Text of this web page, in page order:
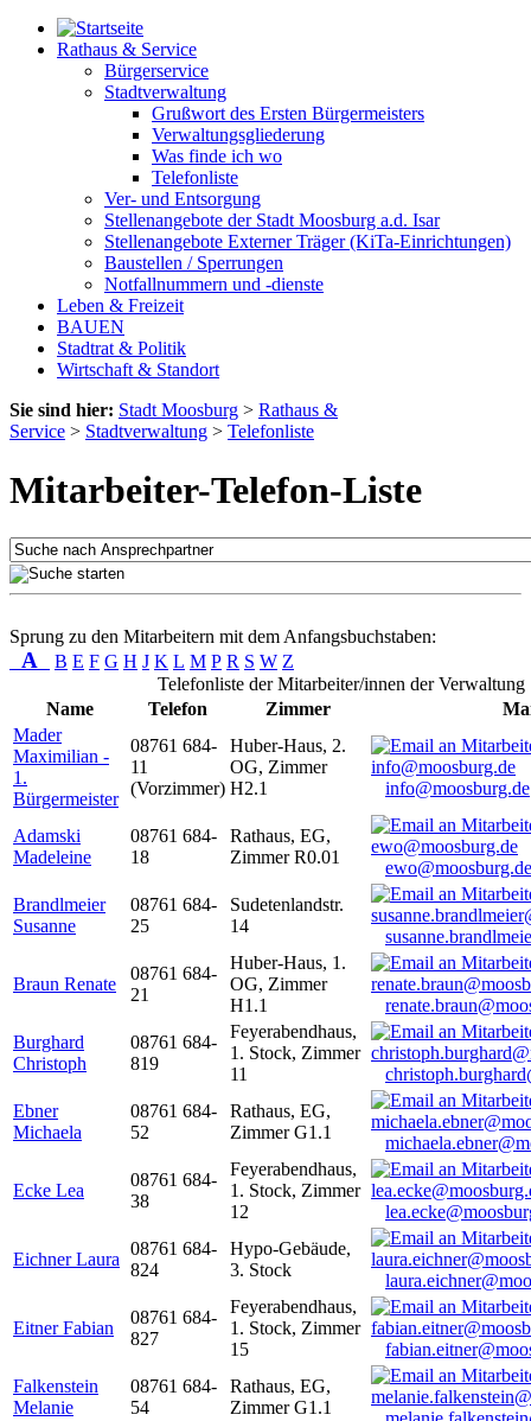
Rathaus & Service
Bürgerservice
Stadtverwaltung
Grußwort des Ersten Bürgermeisters
Verwaltungsgliederung
Was finde ich wo
Telefonliste
Ver- und Entsorgung
Stellenangebote der Stadt Moosburg a.d. Isar
Stellenangebote Externer Träger (KiTa-Einrichtungen)
Baustellen / Sperrungen
Notfallnummern und -dienste
Leben & Freizeit
BAUEN
Stadtrat & Politik
Wirtschaft & Standort
Sie sind hier: Stadt Moosburg > Rathaus &
Service > Stadtverwaltung > Telefonliste
Mitarbeiter-Telefon-Liste
Sprung zu den Mitarbeitern mit dem Anfangsbuchstaben:
A B E F G H J K L M P R S W Z
Telefonliste der Mitarbeiter/innen der Verwaltung
Name
Telefon Zimmer
Mader
Maximilian -
1.
Bürgermeister
08761 684-
11
(Vorzimmer)
Huber-Haus, 2.
OG, Zimmer
H2.1
info@moosburg.de
Adamski
Madeleine
08761 684-
18
Rathaus, EG,
Zimmer R0.01
ewo@moosburg.de
Brandlmeier
Susanne
08761 684-
25
Sudetenlandstr.
14
Braun Renate
08761 684-
21
Huber-Haus, 1.
OG, Zimmer
H1.1
Burghard
Christoph
08761 684-
819
Feyerabendhaus,
1. Stock, Zimmer
11
Ebner
Michaela
08761 684-
52
Rathaus, EG,
Zimmer G1.1
Ecke Lea
08761 684-
38
Feyerabendhaus,
1. Stock, Zimmer
12
Eichner Laura
08761 684-
824
Hypo-Gebäude,
3. Stock
Eitner Fabian
08761 684-
827
Feyerabendhaus,
1. Stock, Zimmer
15
Falkenstein
Melanie
08761 684-
54
Rathaus, EG,
Zimmer G1.1